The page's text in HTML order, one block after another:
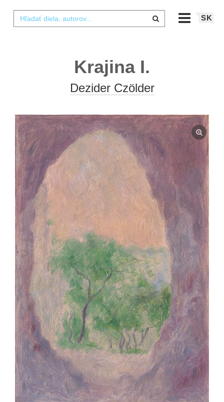
SK
Krajina I.
Dezider Czölder